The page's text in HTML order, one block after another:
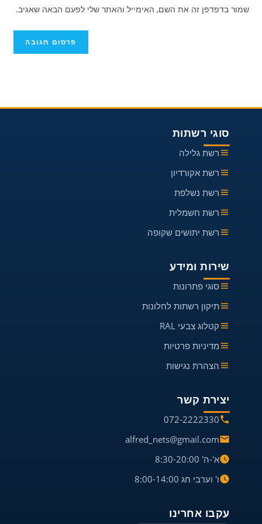
להגיב
כדי
אתר
שמור בדפדפן זה את השם, האימייל והאתר שלי לפעם הבאה שאגיב.
סוגי רשתות
רשת גלילה
רשת אקורדיון
רשת נשלפת
רשת חשמלית
רשת יתושים שקופה
שירות ומידע
סוגי פתרונות
תיקון רשתות לחלונות
קטלוג צבעי RAL
מדיניות פרטיות
הצהרת נגישות
יצירת קשר
072-2222330
alfred_nets@gmail.com
א'-ה' 8:30-20:00
ו' וערבי חג 8:00-14:00
עקבו אחרינו